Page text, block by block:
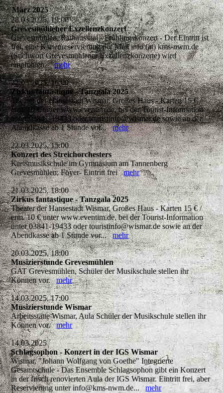
März 2025
28.03.2025, 19:00
Grevesmühlener Exzellenzkonzert
Grevesmühlen, Rathaussaal - Frühlingskonzert - Der Eintritt ist
frei, eine Kartenreservierung per Mail info (at) kms-nwm.de
(Stichwort Grevesmühlener Exzellenzkonzerte) wird
empfohlen.mehr
22.03.2025, 16:00
Zirkus fantastique - Tanzgala 2025
Theater der Hansestadt Wismar, Großes Haus - Karten 15 € /
erm. 10 € unter www.eventim.de, bei der Tourist-Information
unter 03841-19433 oder touristinfo@wismar.de sowie an der
Abendkasse ab 1 Stunde vor...mehr
22.03.2025, 15:00
Konzert des Streichorchesters
Kreismusikschule im Gymnasium am Tannenberg
Grevesmühlen, Foyer- Eintritt freimehr
21.03.2025, 18:00
Zirkus fantastique - Tanzgala 2025
Theater der Hansestadt Wismar, Großes Haus - Karten 15 € /
erm. 10 € unter www.eventim.de, bei der Tourist-Information
unter 03841-19433 oder touristinfo@wismar.de sowie an der
Abendkasse ab 1 Stunde vor...mehr
20.03.2025, 18:00
Musizierstunde Grevesmühlen
GAT Grevesmühlen, Schüler der Musikschule stellen ihr
Können vor.mehr
14.03.2025, 17:00
Musizierstunde Wismar
Arbeitsstätte Wismar, Aula Schüler der Musikschule stellen ihr
Können vor.mehr
14.03.2025
Schlagsophon - Konzert in der IGS Wismar
Wismar, "Johann Wolfgang von Goethe" Integrierte
Gesamtschule - Das Ensemble Schlagsophon gibt ein Konzert
in der frisch renovierten Aula der IGS Wismar. Eintritt frei, aber
Reservierung unter info@kms-nwm.de...mehr